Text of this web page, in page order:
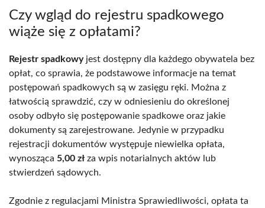
Czy wgląd do rejestru spadkowego
wiąże się z opłatami?
Rejestr spadkowyjest dostępny dla każdego obywatela bez
opłat, co sprawia, że podstawowe informacje na temat
postępowań spadkowych są w zasięgu ręki. Można z
łatwością sprawdzić, czy w odniesieniu do określonej
osoby odbyło się postępowanie spadkowe oraz jakie
dokumenty są zarejestrowane. Jedynie w przypadku
rejestracji dokumentów występuje niewielka opłata,
wynosząca 5,00 zł za wpis notarialnych aktów lub
stwierdzeń sądowych.
Zgodnie z regulacjami Ministra Sprawiedliwości, opłata ta